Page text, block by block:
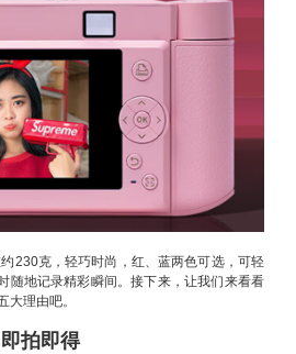
230克，轻巧时尚，红、蓝两色可选，可轻
随地记录精彩瞬间。接下来，让我们来看看
大理由吧。
拍即得